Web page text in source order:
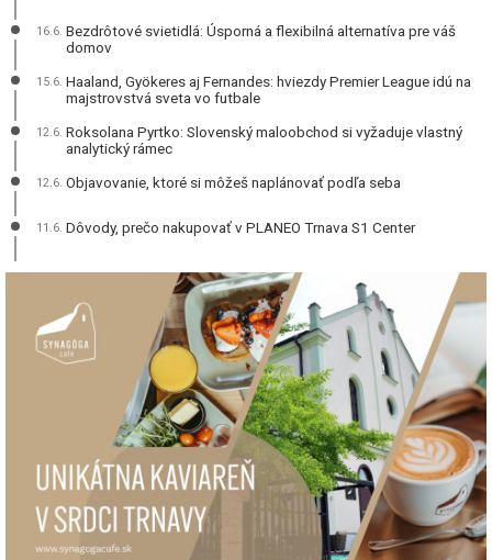
16.6. Bezdrôtové svietidlá: Úsporná a flexibilná alternatíva pre váš
domov
15.6. Haaland, Gyökeres aj Fernandes: hviezdy Premier League idú na
majstrovstvá sveta vo futbale
12.6. Roksolana Pyrtko: Slovenský maloobchod si vyžaduje vlastný
analytický rámec
12.6. Objavovanie, ktoré si môžeš naplánovať podľa seba
11.6. Dôvody, prečo nakupovať v PLANEO Trnava S1 Center